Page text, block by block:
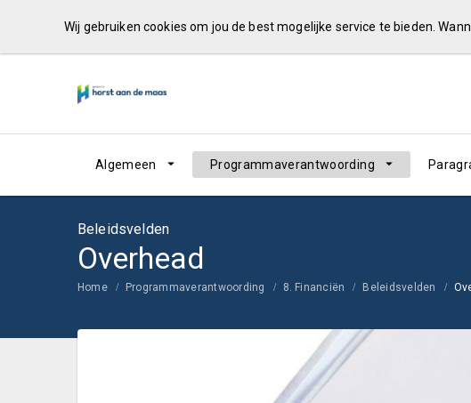
Wij gebruiken cookies om jou de best mogelijke service te bieden.
Algemeen Programmaverantwoording
Beleidsvelden
Overhead
Home Programmaverantwoording 8. Financiën Beleidsvelden